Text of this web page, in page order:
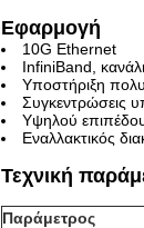
Εφαρμογή
10G Ethernet
InfiniBand,
Υποστήριξη
Συγκεντρώσεις
Υψηλού επιπέδου
Εναλλακτικός
Τεχνική
Παράμετρος